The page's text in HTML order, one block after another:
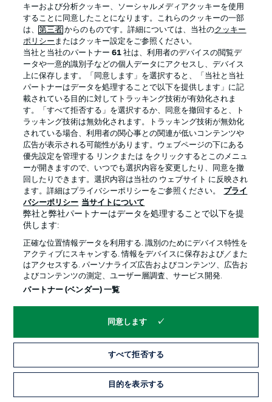
Official Partners
プライバシー・ポリシー 優先設定を管理する
利用条件 放送局
求人 選手
当サイトについて
© 2026 Bundesliga-Gruppe GmbH
言語をお選びください
Display Mode
キーおよび分析クッキー、ソーシャルメディアクッキーを使用
することに同意したことになります。これらのクッキーの一部
は、第三者 からのものです。詳細については、当社のクッキー
ポリシー またはクッキー設定をご参照ください。
当社と当社のパートナー61 社は、利用者のデバイスの閲覧デ
ータや一意的識別子などの個人データにアクセスし、デバイス
上に保存します。「同意します」を選択すると、「当社と当社
パートナーはデータを処理することで以下を提供します」に記
載されている目的に対してトラッキング技術が有効化されま
す。「すべて拒否する」を選択するか、同意を撤回すると、ト
ラッキング技術は無効化されます。トラッキング技術が無効化
されている場合、利用者の関心事との関連が低いコンテンツや
広告が表示される可能性があります。ウェブページの下にある
優先設定を管理する リンクまたは をクリックするとこのメニュ
ーが開きますので、いつでも選択内容を変更したり、同意を撤
回したりできます。選択内容は当社の ウェブサイト に反映され
ます。詳細はプライバシーポリシーをご参照ください。
プライ
バシーポリシー 当サイトについて
弊社と弊社パートナーはデータを処理することで以下を提
供します:
正確な位置情報データを利用する. 識別のためにデバイス特性を
アクティブにスキャンする. 情報をデバイスに保存および／また
はアクセスする. パーソナライズ広告およびコンテンツ、広告お
よびコンテンツの測定、ユーザー層調査、サービス開発.
パートナー (ベンダー) 一覧
同意します
すべて拒否する
目的を表示する